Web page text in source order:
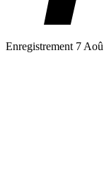
Enregistrement 7 Aoû